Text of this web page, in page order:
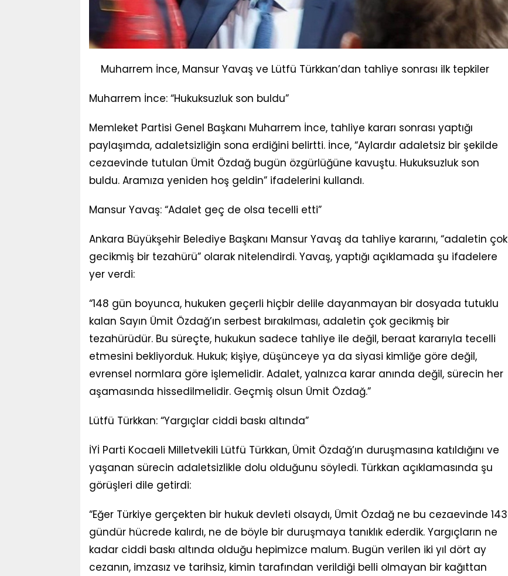
Muharrem İnce, Mansur Yavaş ve Lütfü Türkkan’dan tahliye sonrası ilk tepkiler
Muharrem İnce: “Hukuksuzluk son buldu”
Memleket Partisi Genel Başkanı Muharrem İnce, tahliye kararı sonrası yaptığı
paylaşımda, adaletsizliğin sona erdiğini belirtti. İnce, “Aylardır adaletsiz bir şekilde
cezaevinde tutulan Ümit Özdağ bugün özgürlüğüne kavuştu. Hukuksuzluk son
buldu. Aramıza yeniden hoş geldin” ifadelerini kullandı.
Mansur Yavaş: “Adalet geç de olsa tecelli etti”
Ankara Büyükşehir Belediye Başkanı Mansur Yavaş da tahliye kararını, “adaletin çok
gecikmiş bir tezahürü” olarak nitelendirdi. Yavaş, yaptığı açıklamada şu ifadelere
yer verdi:
“148 gün boyunca, hukuken geçerli hiçbir delile dayanmayan bir dosyada tutuklu
kalan Sayın Ümit Özdağ’ın serbest bırakılması, adaletin çok gecikmiş bir
tezahürüdür. Bu süreçte, hukukun sadece tahliye ile değil, beraat kararıyla tecelli
etmesini bekliyorduk. Hukuk; kişiye, düşünceye ya da siyasi kimliğe göre değil,
evrensel normlara göre işlemelidir. Adalet, yalnızca karar anında değil, sürecin her
aşamasında hissedilmelidir. Geçmiş olsun Ümit Özdağ.”
Lütfü Türkkan: “Yargıçlar ciddi baskı altında”
İYİ Parti Kocaeli Milletvekili Lütfü Türkkan, Ümit Özdağ’ın duruşmasına katıldığını ve
yaşanan sürecin adaletsizlikle dolu olduğunu söyledi. Türkkan açıklamasında şu
görüşleri dile getirdi:
“Eğer Türkiye gerçekten bir hukuk devleti olsaydı, Ümit Özdağ ne bu cezaevinde 143
gündür hücrede kalırdı, ne de böyle bir duruşmaya tanıklık ederdik. Yargıçların ne
kadar ciddi baskı altında olduğu hepimizce malum. Bugün verilen iki yıl dört ay
cezanın, imzasız ve tarihsiz, kimin tarafından verildiği belli olmayan bir kağıttan